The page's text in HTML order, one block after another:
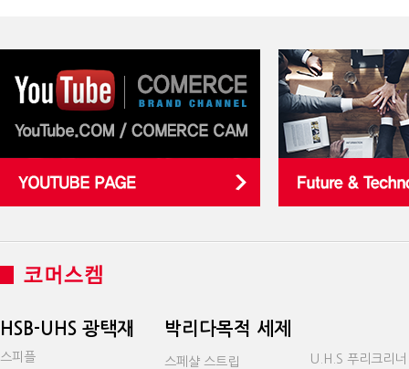
HSB-UHS 광택재
스피플
박리다목적 세제
스페샬 스트립
U.H.S 푸리크리너